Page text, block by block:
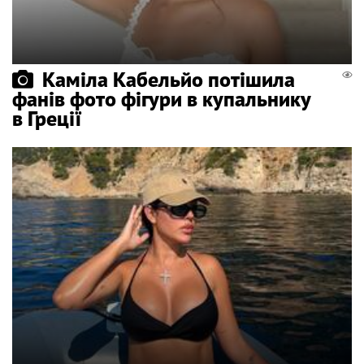
Каміла Кабельйо потішила
фанів фото фігури в купальнику
в Греції